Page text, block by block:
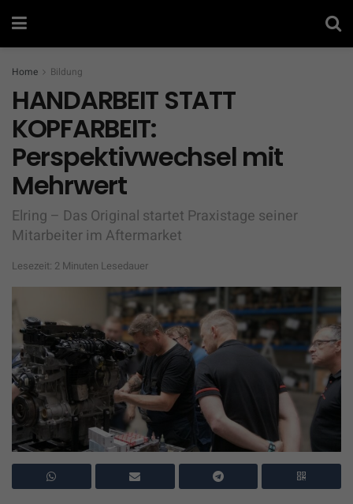
Home Bildung
HANDARBEIT STATT
KOPFARBEIT:
Perspektivwechsel mit
Mehrwert
Elring – Das Original startet Praxistage seiner
Mitarbeiter im Aftermarket
Lesezeit: 2 Minuten Lesedauer